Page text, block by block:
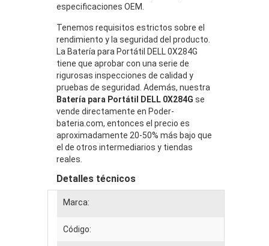
especificaciones OEM.
Tenemos requisitos estrictos sobre el
rendimiento y la seguridad del producto.
La Batería para Portátil DELL 0X284G
tiene que aprobar con una serie de
rigurosas inspecciones de calidad y
pruebas de seguridad. Además, nuestra
Batería para Portátil DELL 0X284G se
vende directamente en Poder-
bateria.com, entonces el precio es
aproximadamente 20-50% más bajo que
el de otros intermediarios y tiendas
reales.
Detalles técnicos
Marca:
Código: